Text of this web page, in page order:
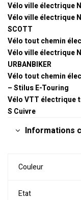
Vélo ville électrique
Vélo ville électrique
SCOTT
Vélo tout chemin
Vélo ville électrique
URBANBIKER
Vélo tout chemin
– Stilus E-Touring
Vélo VTT électrique
S Cuivre
Informations
Couleur
Etat